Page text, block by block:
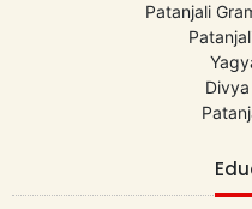
Patanjali